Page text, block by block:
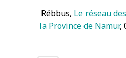
Rébbus, Le réseau
la Province de Namur,